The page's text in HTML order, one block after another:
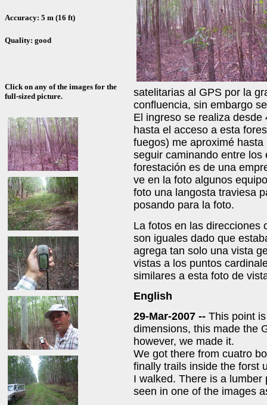
Accuracy: 5 m (16 ft)
Quality: good
Click on any of the images for the
full-sized picture.
satelitarias al GPS por la
confluencia, sin embargo
El ingreso se realiza
hasta el acceso a esta
fuegos) me aproximé
seguir caminando entre
forestación es de una
ve en la foto algunos
foto una langosta traviesa
posando para la foto.
La fotos en las direcciones
son iguales dado que
agrega tan solo una vista
vistas a los puntos
similares a esta foto de
English
29-Mar-2007 -- This point
dimensions, this made the
however, we made it.
We got there from cuatro
finally trails inside the forst
I walked. There is a
seen in one of the images